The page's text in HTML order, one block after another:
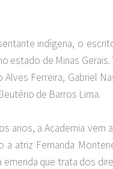
indígena, o
estado de Minas Gerais.
Ferreira, Gabriel
de Barros Lima.
anos, a Academia vem
a atriz Fernanda
emenda que trata dos